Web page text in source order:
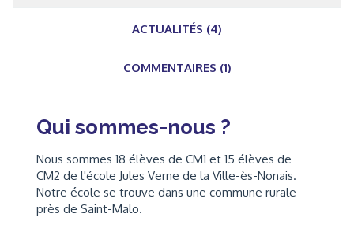
ACTUALITÉS (4)
COMMENTAIRES (1)
Qui sommes-nous ?
Nous sommes 18 élèves de CM1 et 15 élèves de
CM2 de l'école Jules Verne de la Ville-ès-Nonais.
Notre école se trouve dans une commune rurale
près de Saint-Malo.